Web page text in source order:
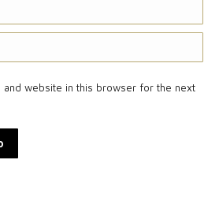
and website in this browser for the next